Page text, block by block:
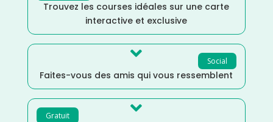
Trouvez les courses idéales sur une carte
interactive et exclusive
Social

Faites-vous des amis qui vous ressemblent
Gratuit 